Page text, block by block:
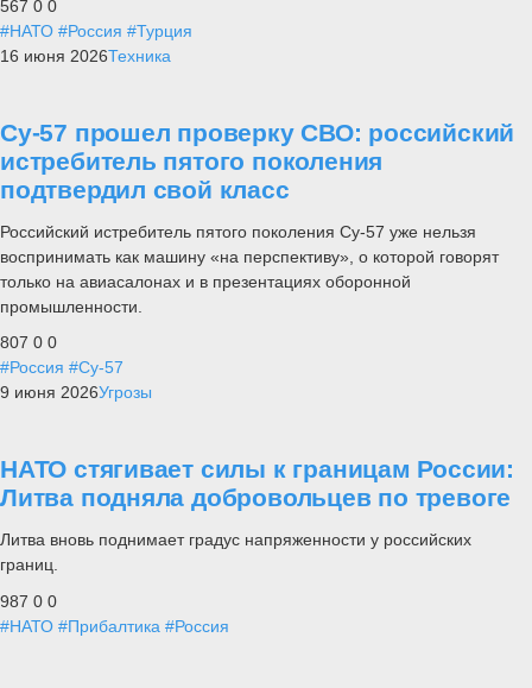
567 0 0
#НАТО #Россия #Турция
16 июня 2026Техника
Су-57 прошел проверку СВО: российский
истребитель пятого поколения
подтвердил свой класс
Российский истребитель пятого поколения Су-57 уже нельзя
воспринимать как машину «на перспективу», о которой говорят
только на авиасалонах и в презентациях оборонной
промышленности.
807 0 0
#Россия #Су-57
9 июня 2026Угрозы
НАТО стягивает силы к границам России:
Литва подняла добровольцев по тревоге
Литва вновь поднимает градус напряженности у российских
границ.
987 0 0
#НАТО #Прибалтика #Россия